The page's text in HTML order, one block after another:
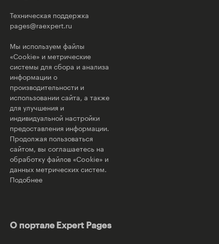
Техническая поддержка
pages@raexpert.ru
Мы используем файлы
«Cookie» и метрические
системы для сбора и анализа
информации о
производительности и
использовании сайта, а также
для улучшения и
индивидуальной настройки
предоставления информации.
Продолжая пользоваться
сайтом, вы соглашаетесь на
обработку файлов «Cookie» и
данных метрических систем.
Подобнее
О портале Expert Pages